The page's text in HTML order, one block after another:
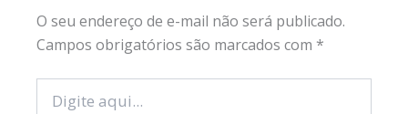
O seu endereço de e-mail não será publicado.
Campos obrigatórios são marcados com *
aqui...